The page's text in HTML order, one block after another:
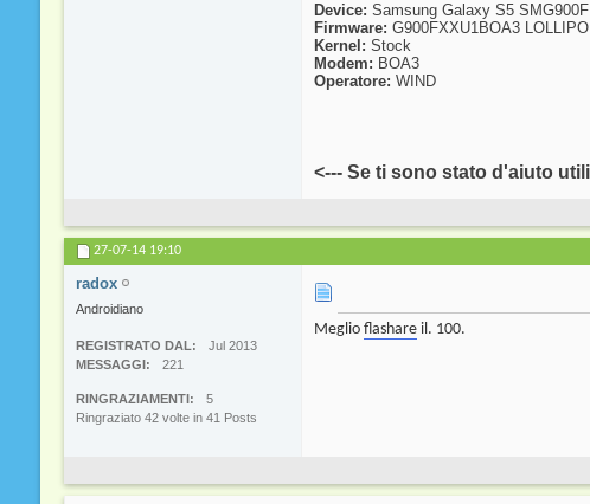
Device: Samsung Galaxy S5
Firmware: G900FXXU1BOA3
Kernel: Stock
Modem: BOA3
Operatore: WIND
<--- Se ti sono stato d'aiuto
27-07-14 19:10
radox
Androidiano
REGISTRATO DAL
Jul 2013
MESSAGGI
221
RINGRAZIAMENTI
5
Ringraziato 42 volte in 41 Posts
Meglio flashareil. 100.